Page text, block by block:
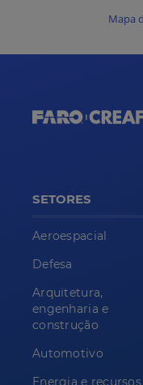
Mapa
SETORES
Aeroespacial
Defesa
Arquitetura,
engenharia e
construção
Automotivo
Energia e recursos